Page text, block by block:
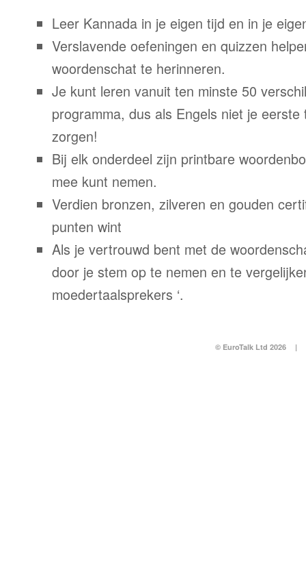
Leer Kannada in je eigen tijd en in je
Verslavende oefeningen en quizzen
woordenschat te herinneren.
Je kunt leren vanuit ten minste 50
programma, dus als Engels niet je
zorgen!
Bij elk onderdeel zijn printbare
mee kunt nemen.
Verdien bronzen, zilveren en gouden
punten wint
Als je vertrouwd bent met de
door je stem op te nemen en te
moedertaalsprekers ‘.
© EuroTalk Ltd 2026 |